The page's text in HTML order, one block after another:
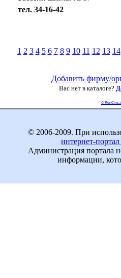
тел. 34-16-42
1 2 3 4 5 6 7 8 9 10 11 12 13 14
Добавить фирму/
Вас нет в каталоге?
©
© 2006-2009. При
интернет-
Администрация портала
информации,